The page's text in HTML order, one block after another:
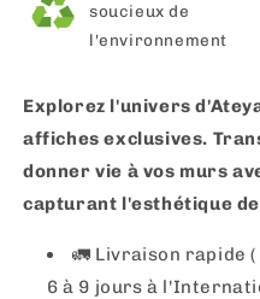
soucieux de
l'environnement
Explorez l'univers
affiches exclusives.
donner vie à vos murs
capturant l'esthétique
🚛 Livraison rapide
6 à 9 jours à